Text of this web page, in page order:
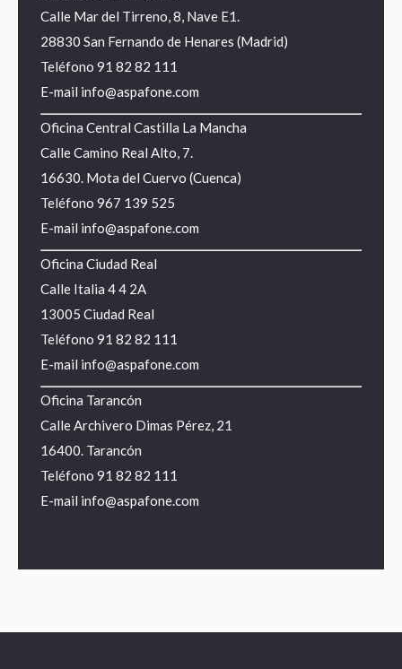
Calle Mar del Tirreno, 8, Nave E1.
28830 San Fernando de Henares (Madrid)
Teléfono 91 82 82 111
E-mail info@aspafone.com
Oficina Central Castilla La Mancha
Calle Camino Real Alto, 7.
16630. Mota del Cuervo (Cuenca)
Teléfono 967 139 525
E-mail info@aspafone.com
Oficina Ciudad Real
Calle Italia 4 4 2A
13005 Ciudad Real
Teléfono 91 82 82 111
E-mail info@aspafone.com
Oficina Tarancón
Calle Archivero Dimas Pérez, 21
16400. Tarancón
Teléfono 91 82 82 111
E-mail info@aspafone.com